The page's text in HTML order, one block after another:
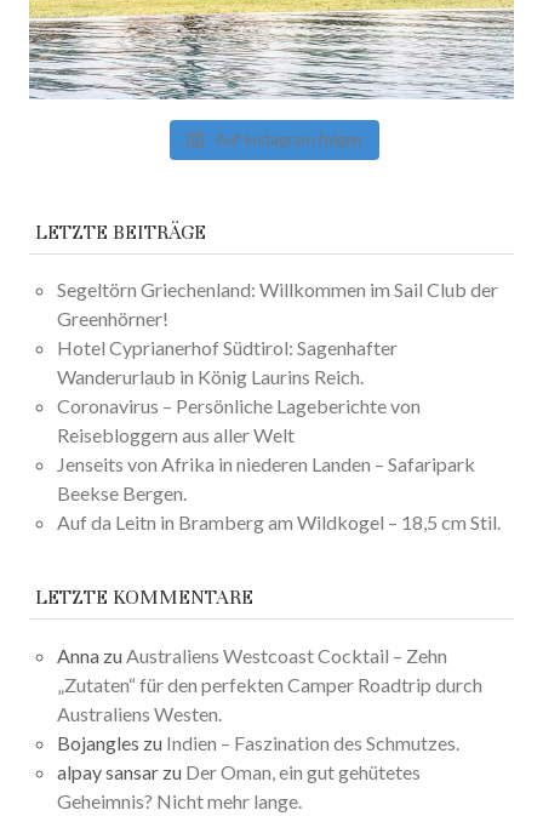
Auf Instagram folgen
LETZTE BEITRÄGE
Segeltörn Griechenland: Willkommen im Sail Club der
Greenhörner!
Hotel Cyprianerhof Südtirol: Sagenhafter
Wanderurlaub in König Laurins Reich.
Coronavirus – Persönliche Lageberichte von
Reisebloggern aus aller Welt
Jenseits von Afrika in niederen Landen – Safaripark
Beekse Bergen.
Auf da Leitn in Bramberg am Wildkogel – 18,5 cm Stil.
LETZTE KOMMENTARE
Anna zu Australiens Westcoast Cocktail – Zehn
„Zutaten“ für den perfekten Camper Roadtrip durch
Australiens Westen.
Bojangles zu Indien – Faszination des Schmutzes.
alpay sansar zu Der Oman, ein gut gehütetes
Geheimnis? Nicht mehr lange.